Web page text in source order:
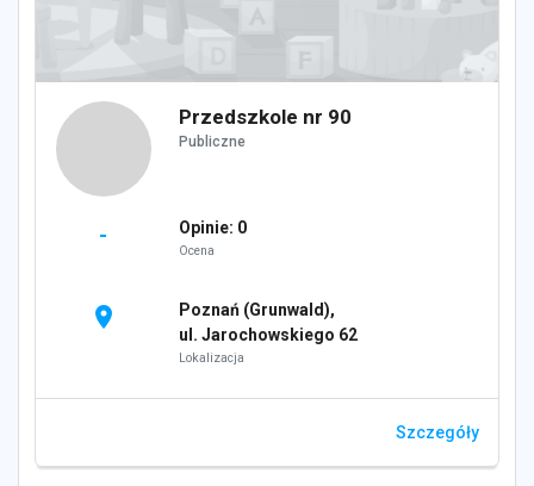
Przedszkole nr 90
Publiczne
- Opinie: 0
Ocena
location_on
Poznań (Grunwald),
ul. Jarochowskiego 62
Lokalizacja
Szczegóły